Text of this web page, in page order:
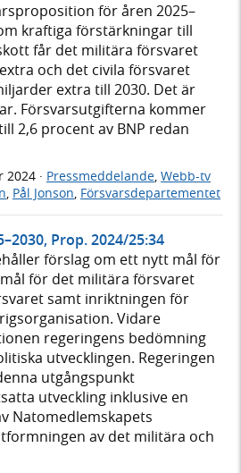
för åren 2025–
kraftiga förstärkningar till
får det militära försvaret
och det civila försvaret
extra till 2030. Det är
Försvarsutgifterna kommer
2,6 procent av BNP redan
2024 · Pressmeddelande, Webb-tv
, Pål Jonson, Försvarsdepartementet
Prop. 2024/25:34
förslag om ett nytt mål för
för det militära försvaret
samt inriktningen för
Vidare
regeringens bedömning
utvecklingen. Regeringen
utgångspunkt
utveckling inklusive en
Natomedlemskapets
av det militära och